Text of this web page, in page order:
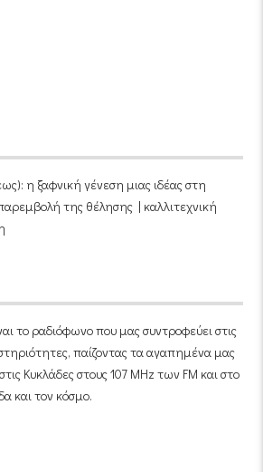
η ξαφνική γένεση μιας ιδέας στη
της θέλησης | καλλιτεχνική
το ραδιόφωνο που μας συντροφεύει στις
παίζοντας τα αγαπημένα μας
Κυκλάδες στους 107 MHz των FM και στο
και τον κόσμο.